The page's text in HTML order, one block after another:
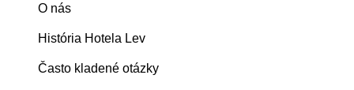
O nás
História Hotela Lev
Často kladené otázky